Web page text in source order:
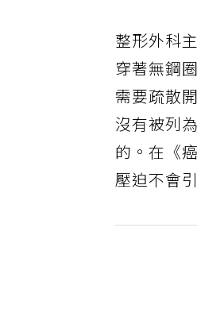
整形外科
穿著無鋼
需要疏散
沒有被列
的。在《
壓迫不會